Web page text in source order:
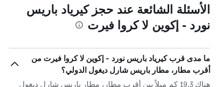
الأسئلة الشائعة عند حجز كيرياد باريس
نورد - إكوين لا كروا فيرت
ما مدى قرب كيرياد باريس نورد - إكوين لا كروا فيرت من
أقرب مطار، مطار باريس شارل ديغول الدولي؟
هناك 19.3 كم ميلاً بين أقرب مطار، مطار باريس شارل ديغول